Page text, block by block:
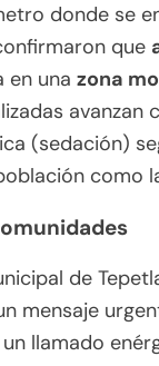
donde se
que
en una zona
(sedación)
como
de
mensaje
un llamado